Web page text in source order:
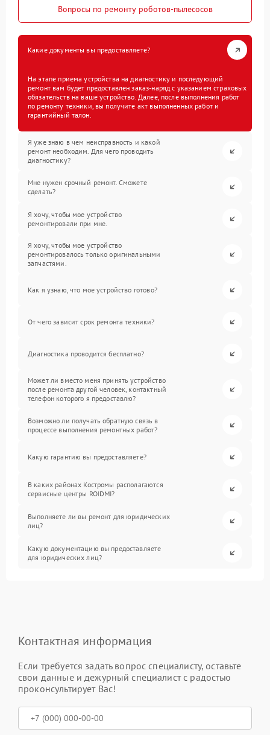
Вопросы по ремонту роботов-пылесосов
Какие документы вы предоставляете?
На этапе приема устройства на диагностику и последующий
ремонт вам будет предоставлен заказ-наряд с указанием страховых
обязательств на ваше устройство. Далее, после выполнения работ
по ремонту техники, вы получите акт выполненных работ и
гарантийный талон.
Я уже знаю в чем неисправность и какой
ремонт необходим. Для чего проводить
диагностику?
Мне нужен срочный ремонт. Сможете
сделать?
Я хочу, чтобы мое устройство
ремонтировали при мне.
Я хочу, чтобы мое устройство
ремонтировалось только оригинальными
запчастями.
Как я узнаю, что мое устройство готово?
От чего зависит срок ремонта техники?
Диагностика проводится бесплатно?
Может ли вместо меня принять устройство
после ремонта другой человек, контактный
телефон которого я предоставлю?
Возможно ли получать обратную связь в
процессе выполнения ремонтных работ?
Какую гарантию вы предоставляете?
В каких районах Костромы располагаются
сервисные центры ROIDMI?
Выполняете ли вы ремонт для юридических
лиц?
Какую документацию вы предоставляете
для юридических лиц?
Контактная информация
Если требуется задать вопрос специалисту, оставьте
свои данные и дежурный специалист с радостью
проконсультирует Вас!